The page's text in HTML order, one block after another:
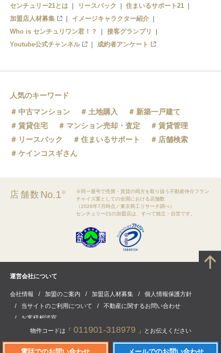
物件コードは「 011901-318979 」とお伝えください
センチュリー21とは
リースバック
住まいるサポート21
加盟店人材募集
イメージキャラクター紹介
Who is センチュリワン君！？
接客グランプリ
Youtube公式チャンネル
成約者アンケート
人気のキーワード
中古マンション
土地購入
新築一戸建て
賃貸住宅
マンション売却・査定
賃貸管理
リースバック
住まいるサポート
店舗検索
ケインコスギさん
店舗数 No.1※
※同一屋号で売買・賃貸の両方を取り扱う不動産仲介フラン
チャイズ業としての全国における店舗数
（2026年7月時点／東京商工リサーチ調べ）
センチュリー21の加盟店は、すべて独立・自営です。
運営会社について
会社情報 加盟のご案内 加盟店人材募集
個人情報保護方針
当サイトのご利用について
不動産に関するお問い合わせ
お客様相談室